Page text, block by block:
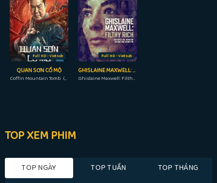
Full HD - Vietsub
QUAN SƠN CỔ MỘ
Coffin Mountain Tomb (2022)
Full HD - Vietsub
GHISLAINE MAXWELL: GIÀU CÓ VÀ ĐỒI BẠI
Ghislaine Maxwell: Filthy Rich (2022)
TOP XEM PHIM
TOP NGÀY TOP TUẦN TOP THÁNG